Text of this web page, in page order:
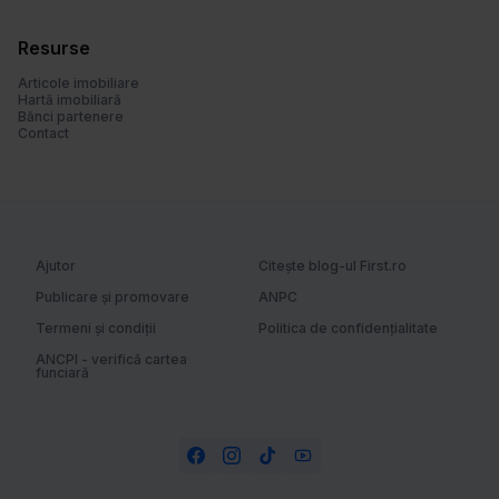
Resurse
Articole imobiliare
Hartă imobiliară
Bănci partenere
Contact
Ajutor
Citește blog-ul First.ro
Publicare și promovare
ANPC
Termeni și condiții
Politica de confidențialitate
ANCPI - verifică cartea
funciară